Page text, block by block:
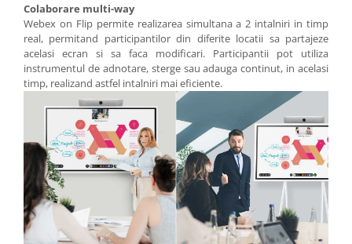
Colaborare multi-way
Webex on Flip permite realizarea simultana a 2 intalniri in timp
real, permitand participantilor din diferite locatii sa partajeze
acelasi ecran si sa faca modificari. Participantii pot utiliza
instrumentul de adnotare, sterge sau adauga continut, in acelasi
timp, realizand astfel intalniri mai eficiente.